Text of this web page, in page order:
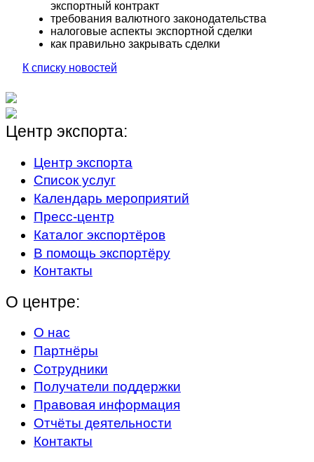
экспортный контракт
требования валютного законодательства
налоговые аспекты экспортной сделки
как правильно закрывать сделки
К списку новостей
Центр экспорта:
Центр экспорта
Список услуг
Календарь мероприятий
Пресс-центр
Каталог экспортёров
В помощь экспортёру
Контакты
О центре:
О нас
Партнёры
Сотрудники
Получатели поддержки
Правовая информация
Отчёты деятельности
Контакты